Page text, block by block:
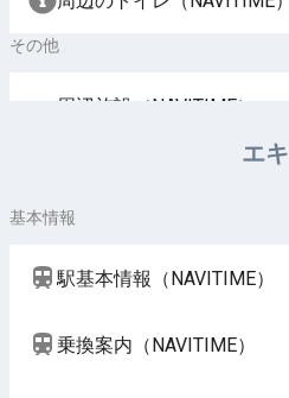
その他
周辺施設（NAVITIME）
エキ
基本情報
駅基本情報（NAVITIME）
乗換案内（NAVITIME）